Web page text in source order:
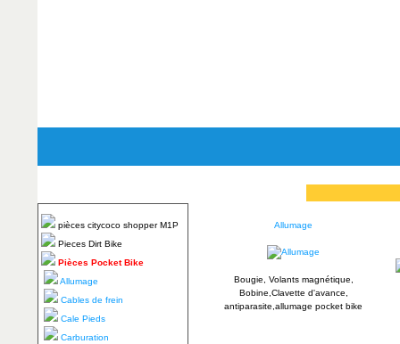
pièces citycoco shopper M1P
Pieces Dirt Bike
Pièces Pocket Bike
Allumage
Cables de frein
Cale Pieds
Carburation
Allumage
Bougie, Volants magnétique,
Bobine,Clavette d'avance,
antiparasite,allumage pocket bike